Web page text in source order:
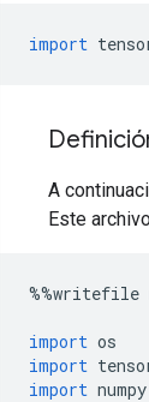
import
A
Este
%%writefile
import os
import
import numpy